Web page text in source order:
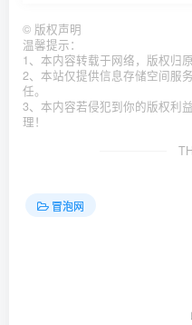
© 版权声明
温馨提示：
1、本内容转载于网络，版权归原
2、本站仅提供信息存储空间服
任。
3、本内容若侵犯到你的版权利
理！
冒泡网